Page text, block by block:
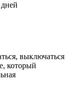
выключаться
который